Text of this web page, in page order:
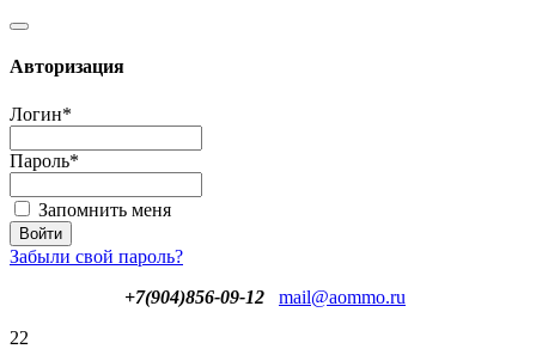
Авторизация
Логин*
Пароль*
Запомнить меня
Забыли свой пароль?
+7(904)856-09-12
mail@aommo.ru
22